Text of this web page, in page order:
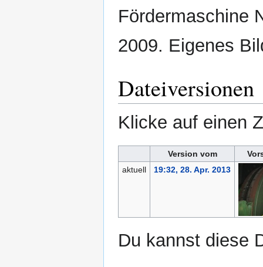
Fördermaschine
2009. Eigenes
Dateiversionen
Klicke auf einen
Version vom
aktuell
19:32, 28. Apr. 2013
Du kannst diese